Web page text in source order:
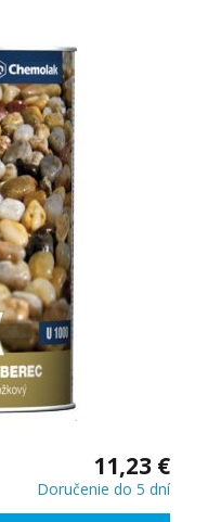
11,23 €
Doručenie do 5 dní